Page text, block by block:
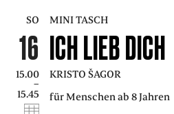
SO
16
15.00
–
15.45
MINI TASCH
ICH LIEB DICH
KRISTO ŠAGOR
für Menschen ab 8 Jahren